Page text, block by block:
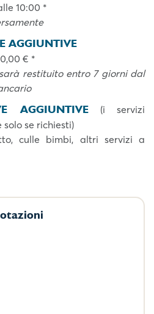
10:00 *
AGGIUNTIVE
€ *
restituito entro 7 giorni dal
AGGIUNTIVE(i servizi
se richiesti)
culle bimbi, altri servizi a